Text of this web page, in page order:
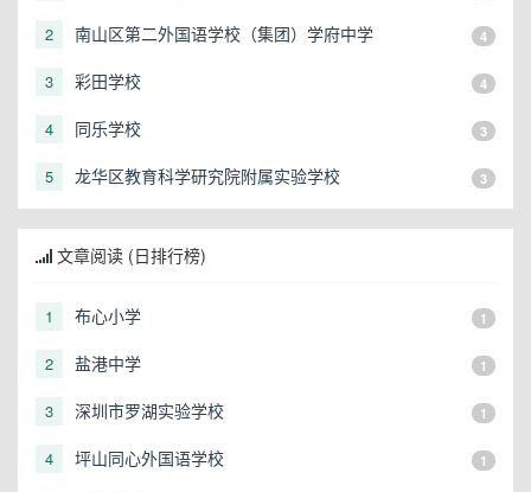
2 南山区第二外国语学校（集团）学府中学 4
3 彩田学校 4
4 同乐学校 3
5 龙华区教育科学研究院附属实验学校 3
文章阅读 (日排行榜)
1 布心小学 1
2 盐港中学 1
3 深圳市罗湖实验学校 1
4 坪山同心外国语学校 1